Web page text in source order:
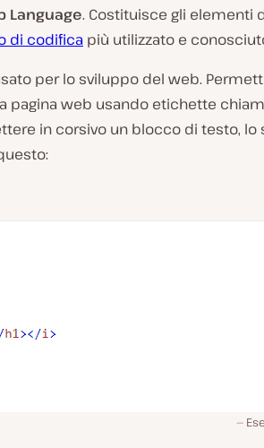
Language. Costituisce gli elementi
di codifica più utilizzato e
per lo sviluppo del web.
pagina web usando etichette
in corsivo un blocco di testo, lo